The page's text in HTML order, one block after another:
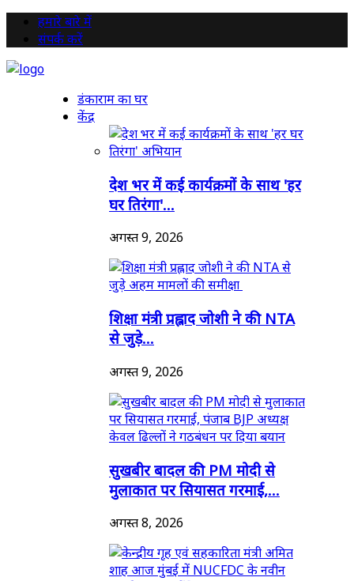
हमारे बारे में
संपर्क करें
डंकाराम का घर
केंद्र
देश भर में कई कार्यक्रमों के साथ 'हर
घर तिरंगा'...
अगस्त 9, 2026
शिक्षा मंत्री प्रह्लाद जोशी ने की NTA
से जुड़े...
अगस्त 9, 2026
सुखबीर बादल की PM मोदी से
मुलाकात पर सियासत गरमाई,...
अगस्त 8, 2026